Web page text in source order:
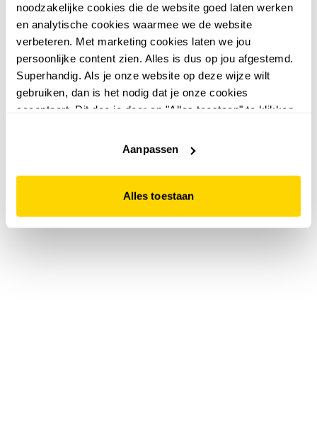
noodzakelijke cookies die de website goed laten werken
en analytische cookies waarmee we de website
verbeteren. Met marketing cookies laten we jou
persoonlijke content zien. Alles is dus op jou afgestemd.
Superhandig. Als je onze website op deze wijze wilt
gebruiken, dan is het nodig dat je onze cookies
accepteert. Dit doe je door op "Alles toestaan" te klikken.
website niet optimaal functioneert.
Aanpassen
Alles toestaan